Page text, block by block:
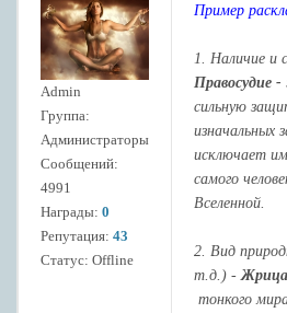
Admin
Группа:
Администраторы
Сообщений:
4991
Награды: 0
Репутация: 43
Статус: Offline
Пример
1. Наличие и
Правосудие -
сильную
изначальных
исключает
самого
Вселенной.
2. Вид
т.д.) - Жрица
тонкого